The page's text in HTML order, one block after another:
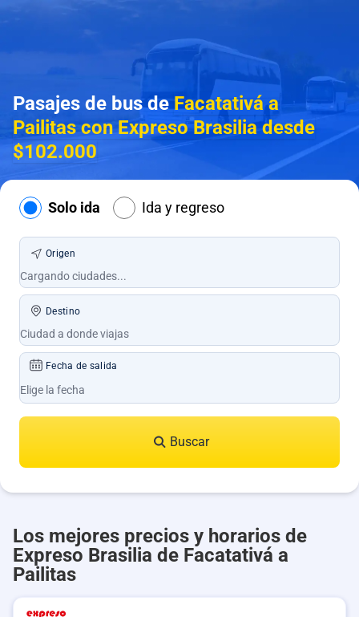
Pasajes de bus deFacatativá a
Pailitas con Expreso Brasilia desde
$102.000
Solo ida Ida y regreso
Origen
Destino
Fecha de salida
Buscar
Los mejores precios y horarios de
Expreso Brasilia de Facatativá a
Pailitas